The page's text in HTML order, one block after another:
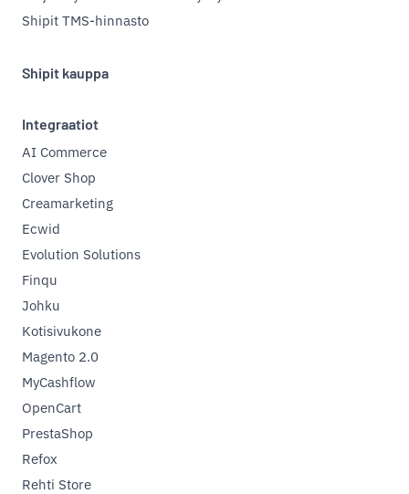
Shipit TMS-hinnasto
Shipit kauppa
Integraatiot
AI Commerce
Clover Shop
Creamarketing
Ecwid
Evolution Solutions
Finqu
Johku
Kotisivukone
Magento 2.0
MyCashflow
OpenCart
PrestaShop
Refox
Rehti Store